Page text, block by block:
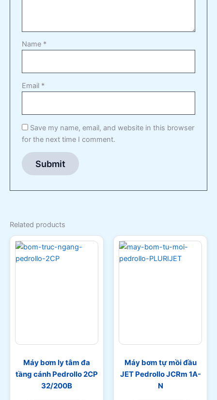
Name *
Email *
Save my name, email, and website in this browser
for the next time I comment.
Related products
Máy bơm ly tâm đa
tầng cánh Pedrollo 2CP
32/200B
Máy bơm tự mồi đầu
JET Pedrollo JCRm 1A-
N